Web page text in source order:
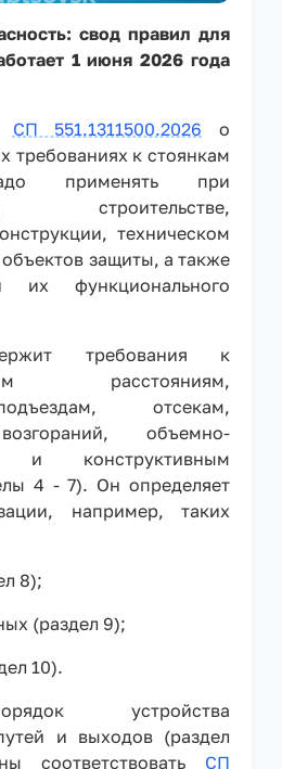
свод правил для
1 июня 2026 года
СП 551.1311500.2026 о
требованиях к стоянкам
применять при
строительстве,
техническом
защиты, а также
их функционального
требования к
расстояниям,
отсекам,
объемно-
и конструктивным
4 - 7). Он определяет
например, таких
8);
(раздел 9);
10).
устройства
и выходов (раздел
соответствовать СП